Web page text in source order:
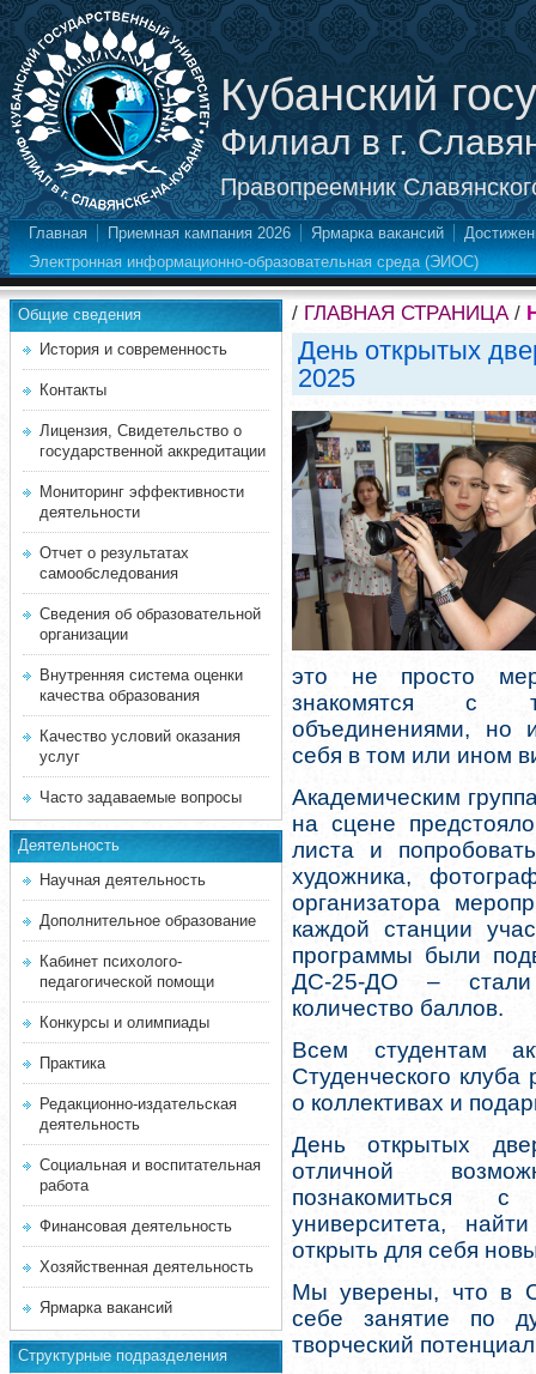
Кубанский
Филиал в г.
Правопреемник
Главная Приемная кампания 2026 Ярмарка вакансий
Электронная информационно-образовательная среда (ЭИОС)
Общие сведения
История и современность
Контакты
Лицензия, Свидетельство о
государственной аккредитации
Мониторинг эффективности
деятельности
Отчет о результатах
самообследования
Сведения об образовательной
организации
Внутренняя система оценки
качества образования
Качество условий оказания
услуг
Часто задаваемые вопросы
Деятельность
Научная деятельность
Дополнительное образование
Кабинет психолого-
педагогической помощи
Конкурсы и олимпиады
Практика
Редакционно-издательская
деятельность
Социальная и воспитательная
работа
Финансовая деятельность
Хозяйственная деятельность
Ярмарка вакансий
Структурные подразделения
/ ГЛАВНАЯ СТРАНИЦА/
День открытых
2025
это не просто
знакомятся с
объединениями, но
себя в том или ином
Академическим
на сцене
листа и
художника,
организатора
каждой станции
программы были
ДС-25-ДО – стали
количество баллов.
Всем студентам
Студенческого
о коллективах и
День открытых
отличной
познакомиться
университета,
открыть для себя
Мы уверены, что в
себе занятие по
творческий